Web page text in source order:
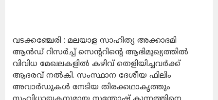
വടക്കഞ്ചേരി : മലയാള സാഹിത്യ അക്കാദമി
ആന്‍ഡ് റിസര്‍ച്ച് സെന്ററിന്റെ ആഭിമുഖ്യത്തില്‍
വിവിധ മേഖലകളില്‍ കഴിവ് തെളിയിച്ചവര്‍ക്ക്
ആദരവ് നല്‍കി. സംസ്ഥാന ദേശീയ ഫിലിം
അവാർഡുകൾ നേടിയ തിരക്കഥാകൃത്തും